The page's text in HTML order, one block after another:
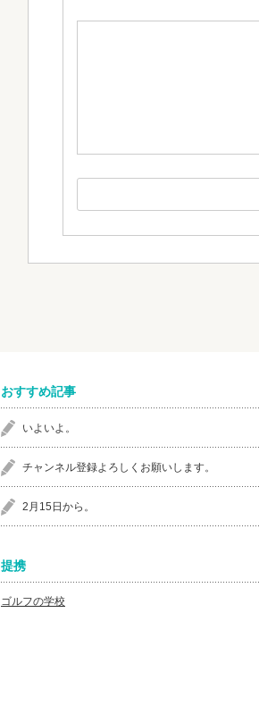
おすすめ記事
いよいよ。
チャンネル登録よろしくお願いします。
2月15日から。
提携
ゴルフの学校